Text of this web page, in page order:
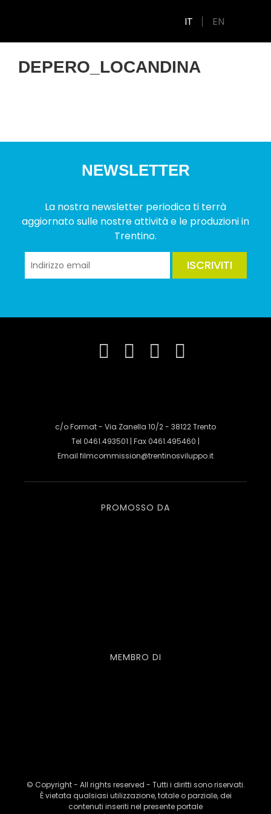
IT EN
DEPERO_LOCANDINA
NEWSLETTER
La nostra newsletter periodica ti terrà
aggiornato sulle nostre attività e le produzioni in
Trentino.
ISCRIVITI
c/o Format - Via Zanella 10/2 - 38122 Trento
Tel 0461.493501 | Fax 0461.495460 |
Email filmcommission@trentinosviluppo.it
PROMOSSO DA
MEMBRO DI
© Copyright - All rights reserved - Tutti i diritti sono riservati.
È vietata qualsiasi utilizzazione, totale o parziale, dei
contenuti inseriti nel presente portale